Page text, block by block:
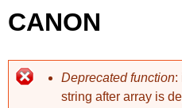
CANON
Deprecated function:
string after array is